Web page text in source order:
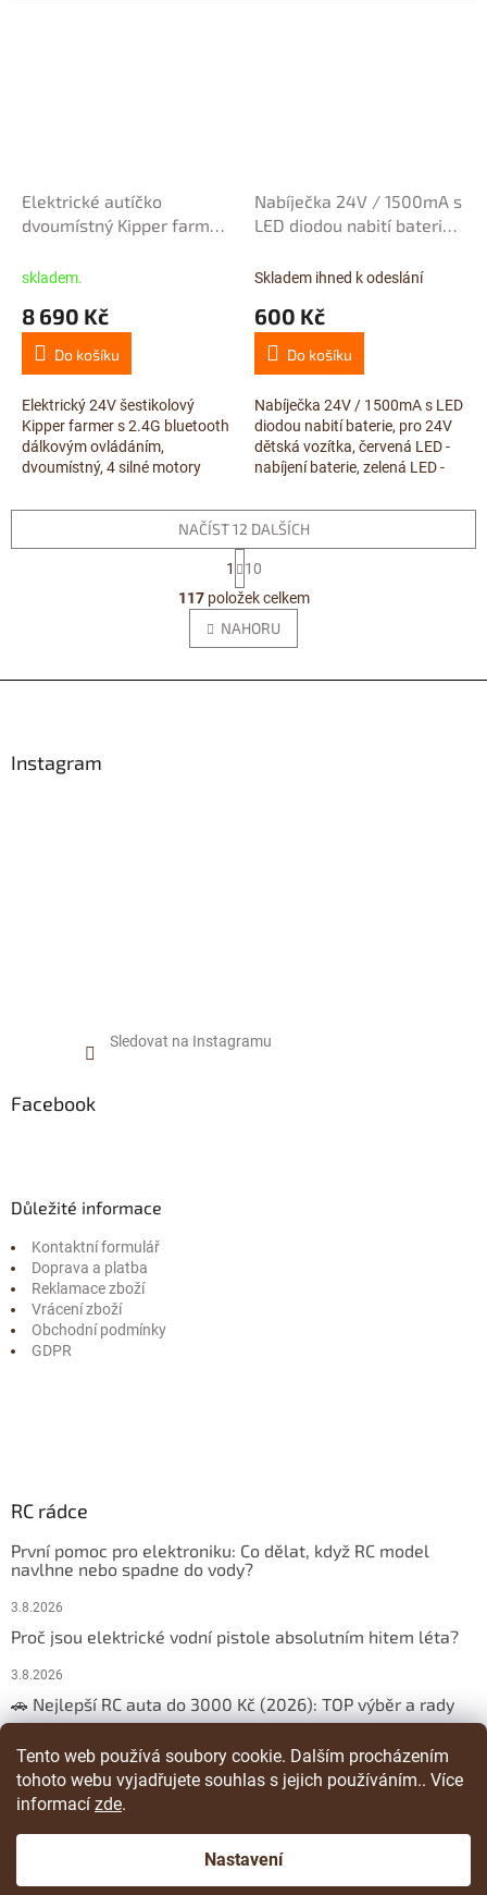
Tento web používá soubory cookie. Dalším procházením
tohoto webu vyjadřujete souhlas s jejich používáním.. Více
informací zde.
Nastavení
Elektrické autíčko
dvoumístný Kipper farmer
24V/7Ah, motory 4x120W,
skladem.
8 690 Kč
Do košíku
Elektrický 24V šestikolový
Kipper farmer s 2.4G bluetooth
dálkovým ovládáním,
dvoumístný, 4 silné motory
Bluetooth, USB, LED...
Nabíječka 24V / 1500mA s
LED diodou nabití baterie,
Skladem ihned k odeslání
600 Kč
Do košíku
Nabíječka 24V / 1500mA s LED
diodou nabití baterie, pro 24V
dětská vozítka, červená LED -
nabíjení baterie, zelená LED -
vybitých baterií cca 4 -...
O
v
l
á
NAČÍST 12 DALŠÍCH
t
r
á
n
k
v
1
10
117položek celkem
NAHORU
Instagram
Sledovat na Instagramu
Facebook
Důležité informace
Kontaktní formulář
Doprava a platba
Reklamace zboží
Vrácení zboží
Obchodní podmínky
GDPR
RC rádce
První pomoc pro elektroniku: Co dělat, když RC model
navlhne nebo spadne do vody?
3.8.2026
Proč jsou elektrické vodní pistole absolutním hitem léta?
3.8.2026
🚗 Nejlepší RC auta do 3000 Kč (2026): TOP výběr a rady
ARCHIV
Vytvořil Shoptet